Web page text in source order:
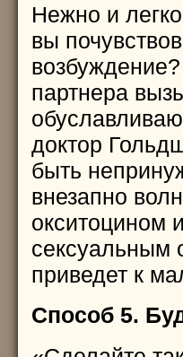
Нежно и
вы
партнера
доктор
быть
внезапно
окситоцином
сексуальным
приведет к
Способ 5.